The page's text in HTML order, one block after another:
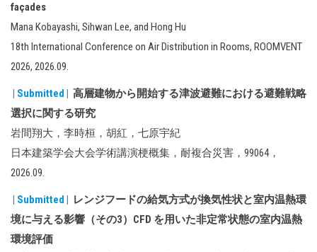
façades
Mana Kobayashi, Sihwan Lee, and Hong Hu
18th International Conference on Air Distribution in Rooms, ROOMVENT
2026, 2026.09.
| Submitted | 高層建物から開始する津波避難における避難戦略
選択に関する研究
岩間翔大，李時桓，胡紅，七原宇紀
日本建築学会大会学術講演梗概集，耐複合災害，99064，
2026.09.
| Submitted | レンジフードの給気方式が換気性状と室内温熱環
境に与える影響（その3）CFD を用いた非定常状態の室内温熱
環境評価